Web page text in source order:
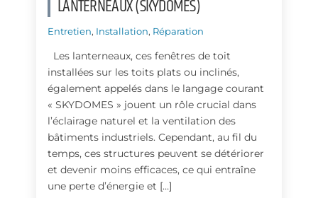
LANTERNEAUX (SKYDOMES)
Entretien, Installation, Réparation
Les lanterneaux, ces fenêtres de toit
installées sur les toits plats ou inclinés,
également appelés dans le langage courant
« SKYDOMES » jouent un rôle crucial dans
l’éclairage naturel et la ventilation des
bâtiments industriels. Cependant, au fil du
temps, ces structures peuvent se détériorer
et devenir moins efficaces, ce qui entraîne
une perte d’énergie et […]